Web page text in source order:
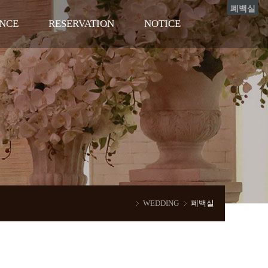
사
RESERVATION
예약상담리스트
NOTICE
웨딩준비자료
뉴스 & 이벤트
에뿌제웨딩홀 이야기
FAQ
WEDDING 폐백실
폐백실